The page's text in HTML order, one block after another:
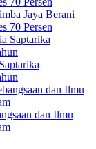
Jaya Berani
70 Persen
dan Ilmu